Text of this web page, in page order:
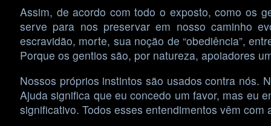
Assim, de acordo com todo o exposto, como os
serve para nos preservar em nosso caminho
escravidão, morte, sua noção de “obediência”,
Porque os gentios são, por natureza, apoiadores
Nossos próprios instintos são usados contra nós.
Ajuda significa que eu concedo um favor, mas eu
significativo. Todos esses entendimentos vêm com